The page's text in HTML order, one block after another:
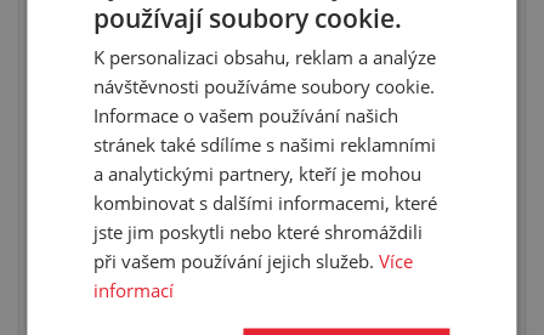
materiál: mikroporézní EPDM
hustota: 500 kg/m3
základna se samolepicí vrstvou
pracovní teplota: -30 °C/+80 °C
používají soubory cookie.
K personalizaci obsahu, reklam a analýze
návštěvnosti používáme soubory cookie.
Informace o vašem používání našich
stránek také sdílíme s našimi reklamními
a analytickými partnery, kteří je mohou
kombinovat s dalšími informacemi, které
jste jim poskytli nebo které shromáždili
při vašem používání jejich služeb.Více
informací